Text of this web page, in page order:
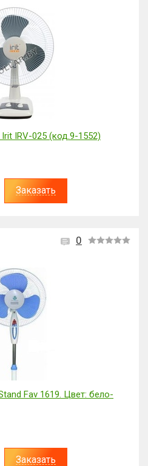
IRV-025 (код.9-1552)
Заказать
0
Fav 1619. Цвет: бело-
Заказать